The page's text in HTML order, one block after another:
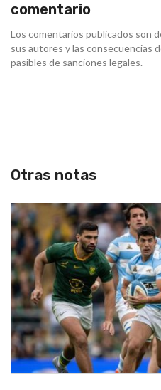
comentario
Los comentarios publicados son
sus autores y las consecuencias
pasibles de sanciones legales.
Otras notas